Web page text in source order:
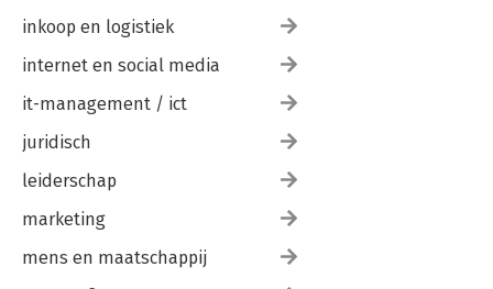
inkoop en logistiek
internet en social media
it-management / ict
juridisch
leiderschap
marketing
mens en maatschappij